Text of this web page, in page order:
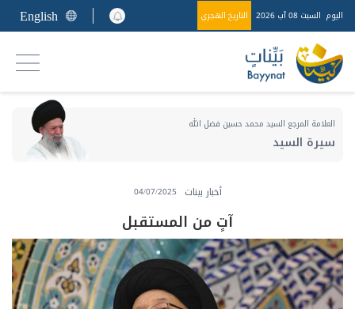
اليوم السبت 08 آب 2026 التاريخ الهجري English
العلامة المرجع السيد محمد حسين فضل الله
سيرة السيد
أخبار بينات 04/07/2025
آتٍ من المستقبل